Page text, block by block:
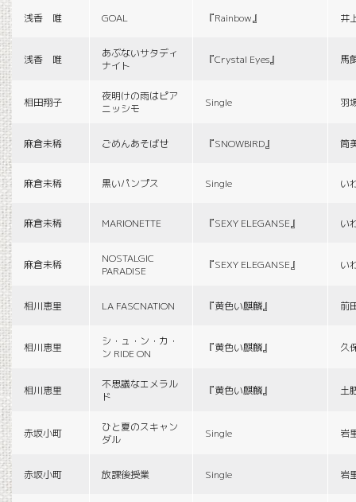
浅香 唯 GOAL 『Rainbow』 井
浅香 唯
あぶないサタディ
ナイト
『Crystal Eyes』 馬
相田翔子
夜明けの雨はピア
ニッシモ
Single 羽
麻倉未稀 ごめんあそばせ 『SNOWBIRD』 筒
麻倉未稀 黒いパンプス Single い
麻倉未稀 MARIONETTE 『SEXY ELEGANSE』 い
麻倉未稀
NOSTALGIC
PARADISE
『SEXY ELEGANSE』 い
相川恵里 LA FASCNATION 『黄色い麒麟』 前
相川恵里
シ・ュ・ン・カ・
ン RIDE ON
『黄色い麒麟』 久
相川恵里
不思議なエメラル
ド
『黄色い麒麟』 土
赤坂小町
ひと夏のスキャン
ダル
Single 岩
赤坂小町 放課後授業 Single 岩